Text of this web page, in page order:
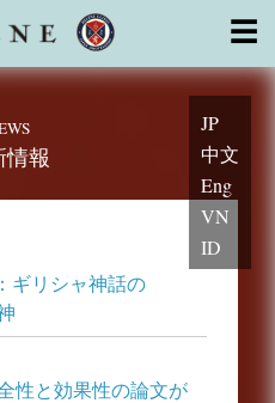
☰
JP
中文
Eng
VN
ID
情報
ギリシャ神話の
性と効果性の論文が